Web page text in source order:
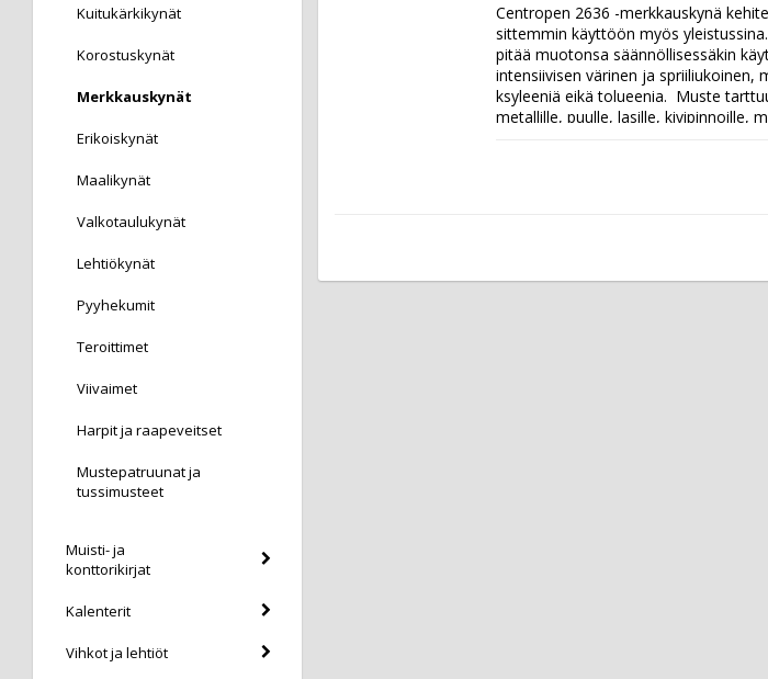
Kuitukärkikynät
Korostuskynät
Merkkauskynät
Erikoiskynät
Maalikynät
Valkotaulukynät
Lehtiökynät
Pyyhekumit
Teroittimet
Viivaimet
Harpit ja raapeveitset
Mustepatruunat ja
tussimusteet
Muisti- ja
konttorikirjat
Kalenterit
Vihkot ja lehtiöt
Centropen 2636 -merkkauskynä
sittemmin käyttöön myös
pitää muotonsa säännöllisessäkin
intensiivisen värinen ja spriiliukoinen,
ksyleeniä eikä tolueenia.  Muste
metallille, puulle, lasille, kivipinnoille,